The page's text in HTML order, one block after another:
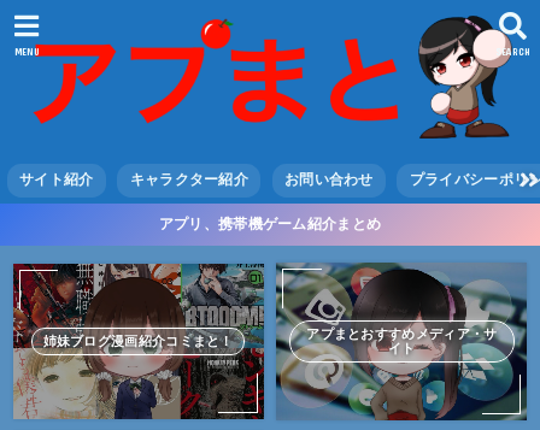
SEARCH
MENU
サイト紹介 キャラクター紹介 お問い合わせ プライバシーポリ
アプリ、携帯機ゲーム紹介まとめ
姉妹ブログ漫画紹介コミまと！
アプまとおすすめメディア・サ
イト